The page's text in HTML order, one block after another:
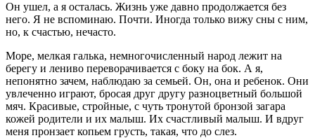
Он ушел, а я осталась. Жизнь уже давно продолжается без
него. Я не вспоминаю. Почти. Иногда только вижу сны с ним,
но, к счастью, нечасто.
Море, мелкая галька, немногочисленный народ лежит на
берегу и лениво переворачивается с боку на бок. А я,
непонятно зачем, наблюдаю за семьей. Он, она и ребенок. Они
увлеченно играют, бросая друг другу разноцветный большой
мяч. Красивые, стройные, с чуть тронутой бронзой загара
кожей родители и их малыш. Их счастливый малыш. И вдруг
меня пронзает копьем грусть, такая, что до слез.